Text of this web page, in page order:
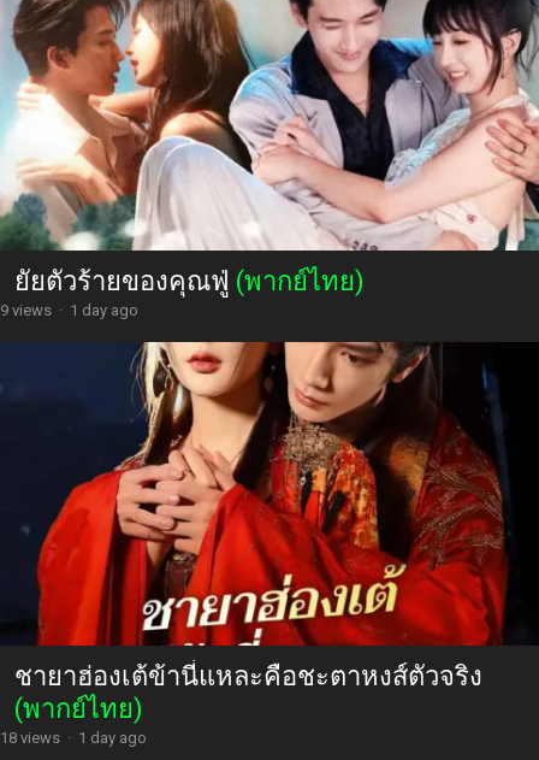
ยัยตัวร้ายของคุณฟู่ (พากย์ไทย)
9 views · 1 day ago
ชายาฮ่องเต้ข้านี่แหละคือชะตาหงส์ตัวจริง
(พากย์ไทย)
18 views · 1 day ago